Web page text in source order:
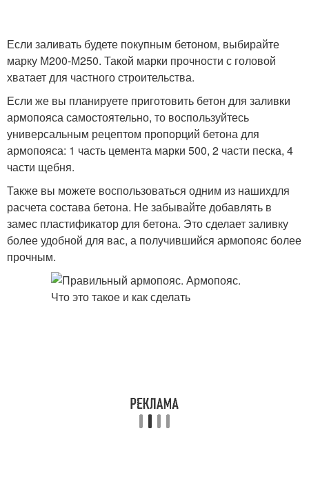
Если заливать будете покупным бетоном, выбирайте
марку М200-М250. Такой марки прочности с головой
хватает для частного строительства.
Если же вы планируете приготовить бетон для заливки
армопояса самостоятельно, то воспользуйтесь
универсальным рецептом пропорций бетона для
армопояса: 1 часть цемента марки 500, 2 части песка, 4
части щебня.
Также вы можете воспользоваться одним из нашихдля
расчета состава бетона. Не забывайте добавлять в
замес пластификатор для бетона. Это сделает заливку
более удобной для вас, а получившийся армопояс более
прочным.